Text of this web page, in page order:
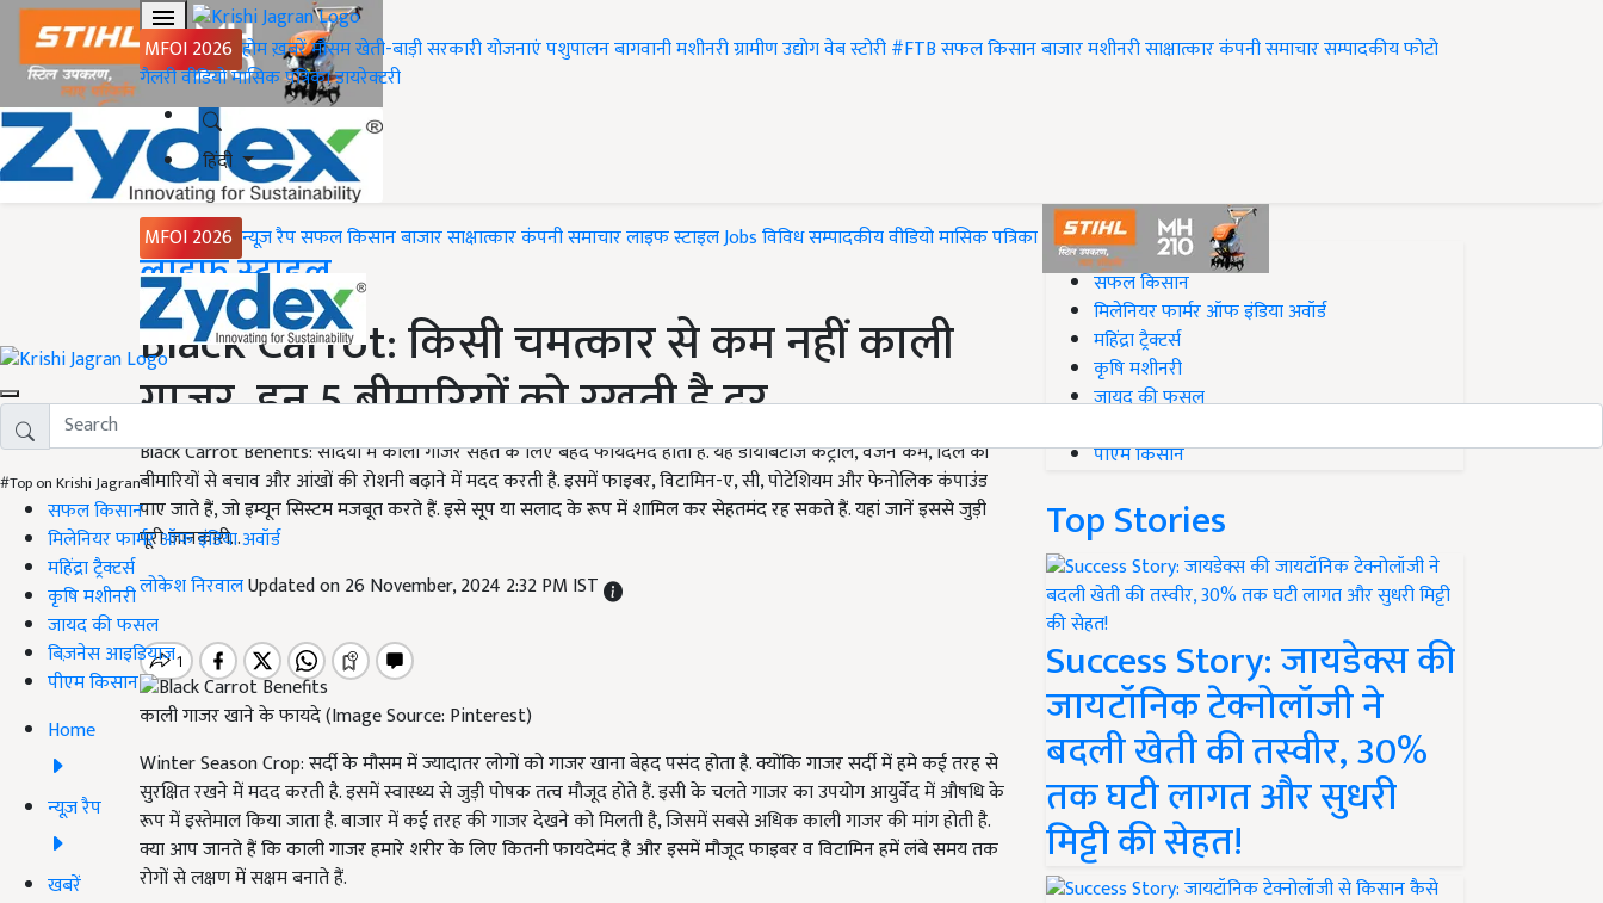
MFOI 2026 होमख़बरेंमौसमखेती-बाड़ीसरकारी योजनाएंपशुपालनबागवानीमशीनरीग्रामीण उद्योगवेब स्टोरी#FTBसफल किसानबाजारमशीनरीसाक्षात्कारकंपनी समाचारसम्पादकीयफोटो
गैलरीवीडियोमासिक पत्रिकाडायरेक्टरी
हिंदी
MFOI 2026 न्यूज़ रैपसफल किसानबाजारसाक्षात्कारकंपनी समाचारलाइफ स्टाइलJobsविविधसम्पादकीयवीडियोमासिक पत्रिका
#Top on Krishi Jagran
सफल किसान
मिलेनियर फार्मर ऑफ इंडिया अवॉर्ड
महिंद्रा ट्रैक्टर्स
कृषि मशीनरी
जायद की फसल
बिज़नेस आइडियाज
पीएम किसान
Home
न्यूज़ रैप
खबरें
Home
लाइफ स्टाइल
Black Carrot: किसी चमत्कार से कम नहीं काली
गाजर, इन 5 बीमारियों को रखती है दूर
Black Carrot Benefits: सर्दियों में काली गाजर सेहत के लिए बेहद फायदेमंद होती है. यह डायबिटीज कंट्रोल, वजन कम, दिल की
बीमारियों से बचाव और आंखों की रोशनी बढ़ाने में मदद करती है. इसमें फाइबर, विटामिन-ए, सी, पोटेशियम और फेनोलिक कंपाउंड
पाए जाते हैं, जो इम्यून सिस्टम मजबूत करते हैं. इसे सूप या सलाद के रूप में शामिल कर सेहतमंद रह सकते हैं. यहां जानें इससे जुड़ी
पूरी जानकारी...
लोकेश निरवालUpdated on 26 November, 2024 2:32 PM IST
काली गाजर खाने के फायदे (Image Source: Pinterest)
Winter Season Crop: सर्दी के मौसम में ज्यादातर लोगों को गाजर खाना बेहद पसंद होता है. क्योंकि गाजर सर्दी में हमे कई तरह से
सुरक्षित रखने में मदद करती है. इसमें स्वास्थ्य से जुड़ी पोषक तत्व मौजूद होते हैं. इसी के चलते गाजर का उपयोग आयुर्वेद में औषधि के
रूप में इस्तेमाल किया जाता है. बाजार में कई तरह की गाजर देखने को मिलती है, जिसमें सबसे अधिक काली गाजर की मांग होती है.
क्या आप जानते हैं कि काली गाजर हमारे शरीर के लिए कितनी फायदेमंद है और इसमें मौजूद फाइबर व विटामिन हमें लंबे समय तक
रोगों से लक्षण में सक्षम बनाते हैं.
#Top on Krishi Jagran
सफल किसान
मिलेनियर फार्मर ऑफ इंडिया अवॉर्ड
महिंद्रा ट्रैक्टर्स
कृषि मशीनरी
जायद की फसल
पीएम किसान
Top Stories
Success Story: जायडेक्स की
जायटॉनिक टेक्नोलॉजी ने
बदली खेती की तस्वीर, 30%
तक घटी लागत और सुधरी
मिट्टी की सेहत!